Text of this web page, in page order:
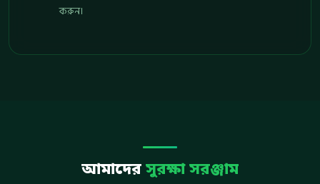
করুন।
আমাদের সুরক্ষা সরঞ্জাম